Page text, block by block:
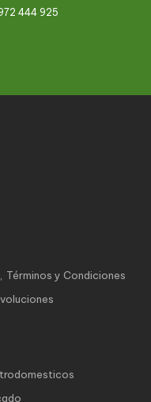
444 925
Términos y Condiciones